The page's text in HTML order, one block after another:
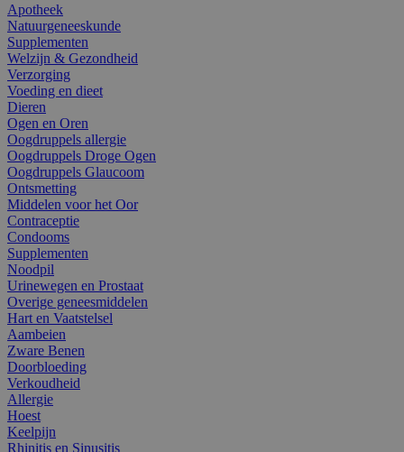
Apotheek
Natuurgeneeskunde
Supplementen
Welzijn & Gezondheid
Verzorging
Voeding en dieet
Dieren
Ogen en Oren
Oogdruppels allergie
Oogdruppels Droge Ogen
Oogdruppels Glaucoom
Ontsmetting
Middelen voor het Oor
Contraceptie
Condooms
Supplementen
Noodpil
Urinewegen en Prostaat
Overige geneesmiddelen
Hart en Vaatstelsel
Aambeien
Zware Benen
Doorbloeding
Verkoudheid
Allergie
Hoest
Keelpijn
Rhinitis en Sinusitis